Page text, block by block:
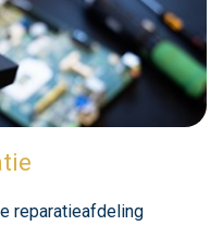
reparatieafdeling